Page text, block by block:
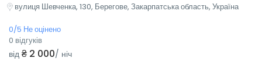
вулиця Шевченка, 130, Берегове, Закарпатська область, Україна
0/5 Не оцінено
0 відгуків
від ₴ 2 000/ ніч